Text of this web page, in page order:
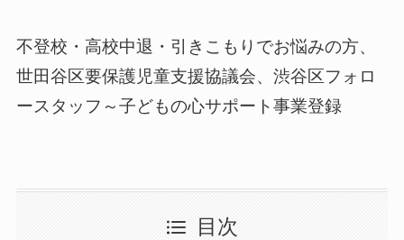
不登校・高校中退・引きこもりでお悩みの方、
世田谷区要保護児童支援協議会、渋谷区フォロ
ースタッフ～子どもの心サポート事業登録
目次